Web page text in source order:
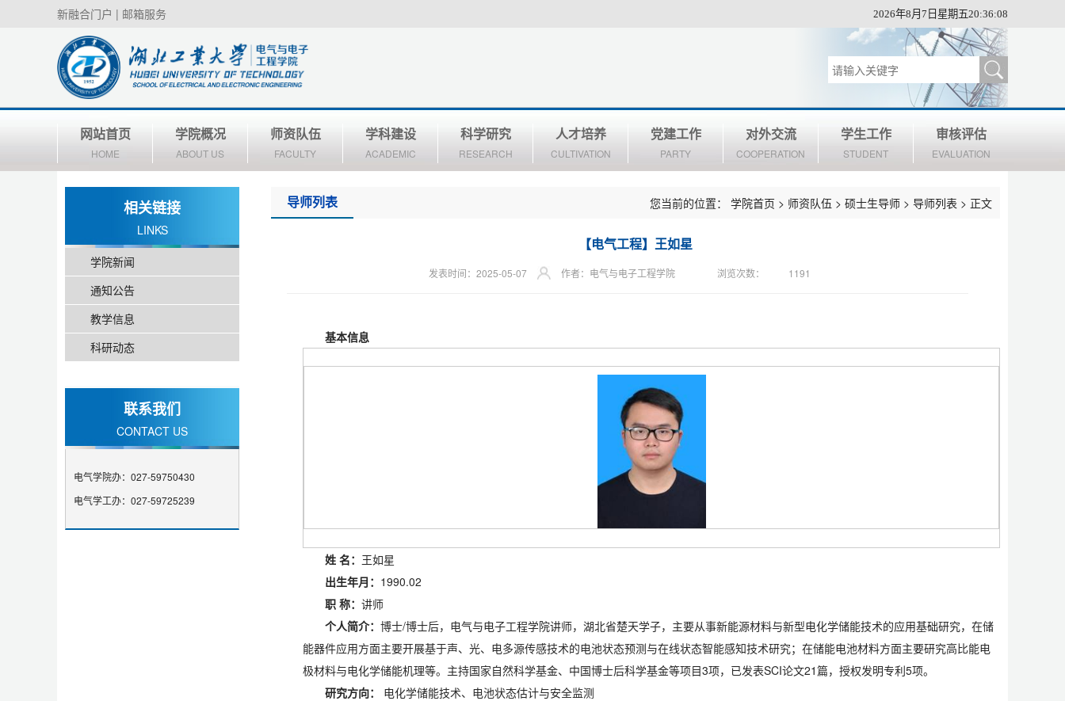
新融合门户 | 邮箱服务 2026年8月7日星期五20:36:09
网站首页
HOME
学院概况
ABOUT US
师资队伍
FACULTY
学科建设
ACADEMIC
科学研究
RESEARCH
人才培养
CULTIVATION
党建工作
PARTY
对外交流
COOPERATION
学生工作
STUDENT
审核评估
EVALUATION
相关链接
LINKS
学院新闻
通知公告
教学信息
科研动态
联系我们
CONTACT US
电气学院办：027-59750430
电气学工办：027-59725239
导师列表 您当前的位置： 学院首页 > 师资队伍 > 硕士生导师 > 导师列表 > 正文
【电气工程】王如星
发表时间：2025-05-07 作者：电气与电子工程学院 浏览次数： 1191
基本信息
姓 名： 王如星
出生年月： 1990.02
职 称： 讲师
个人简介： 博士/博士后，电气与电子工程学院讲师，湖北省楚天学子，主要从事新能源材料与新型电化学储能技术的应用基础研究，在储
能器件应用方面主要开展基于声、光、电多源传感技术的电池状态预测与在线状态智能感知技术研究；在储能电池材料方面主要研究高比能电
极材料与电化学储能机理等。主持国家自然科学基金、中国博士后科学基金等项目3项，已发表SCI论文21篇，授权发明专利5项。
研究方向：
电化学储能技术、电池状态估计与安全监测